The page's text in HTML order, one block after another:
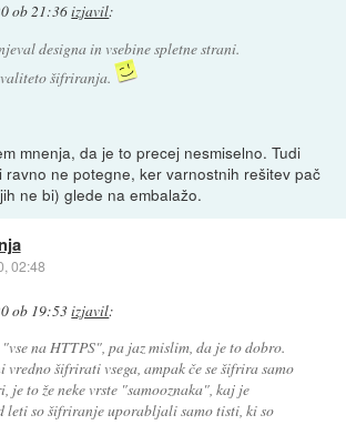
ob 21:36izjavil:
designa in vsebine spletne strani.
šifriranja.
mnenja, da je to precej nesmiselno. Tudi
ravno ne potegne, ker varnostnih rešitev pač
ne bi) glede na embalažo.
02:48
ob 19:53izjavil:
na HTTPS", pa jaz mislim, da je to dobro.
vredno šifrirati vsega, ampak če se šifrira samo
je to že neke vrste "samooznaka", kaj je
leti so šifriranje uporabljali samo tisti, ki so